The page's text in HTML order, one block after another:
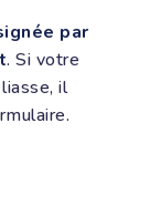
par
. Si votre
il